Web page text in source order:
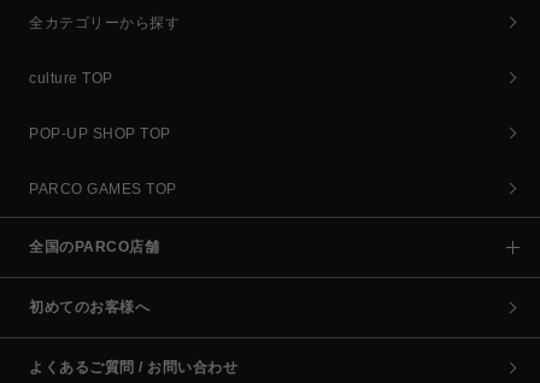
全カテゴリーから探す
culture TOP
POP-UP SHOP TOP
PARCO GAMES TOP
全国のPARCO店舗
初めてのお客様へ
よくあるご質問 / お問い合わせ